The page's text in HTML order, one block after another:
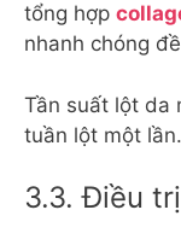
tổng hợp
nhanh chóng
Tần suất lột da
tuần lột một lần.
3.3. Điều